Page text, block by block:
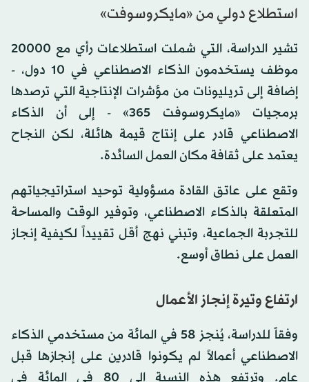
استطلاع دولي من «مايكروسوفت»
تشير الدراسة، التي شملت استطلاعات رأي مع 20000
موظف يستخدمون الذكاء الاصطناعي في 10 دول، -
إضافة إلى تريليونات من مؤشرات الإنتاجية التي ترصدها
برمجيات «مايكروسوفت 365» - إلى أن الذكاء
الاصطناعي قادر على إنتاج قيمة هائلة، لكن النجاح
يعتمد على ثقافة مكان العمل السائدة.
وتقع على عاتق القادة مسؤولية توحيد استراتيجياتهم
المتعلقة بالذكاء الاصطناعي، وتوفير الوقت والمساحة
للتجربة الجماعية، وتبني نهج أقل تقييداً لكيفية إنجاز
العمل على نطاق أوسع.
ارتفاع وتيرة إنجاز الأعمال
وفقاً للدراسة، يُنجز 58 في المائة من مستخدمي الذكاء
الاصطناعي أعمالاً لم يكونوا قادرين على إنجازها قبل
عام. وترتفع هذه النسبة إلى 80 في المائة في